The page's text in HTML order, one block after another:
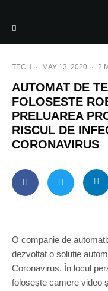
TECH · MAY 13, 2020 · 2
AUTOMAT DE
FOLOSESTE
PRELUAREA
RISCUL DE
CORONAVIRUS
O companie de
dezvoltat o soluție
Coronavirus. În locul
folosește camere video